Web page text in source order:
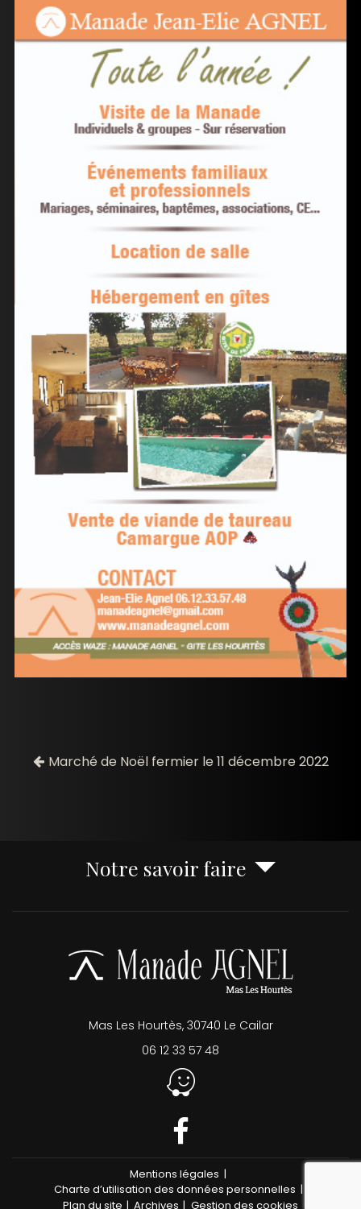
Marché de Noël fermier le 11 décembre 2022
Notre savoir faire
Mas Les Hourtès, 30740 Le Cailar
06 12 33 57 48
Mentions légales
Charte d’utilisation des données personnelles
Plan du site
Archives Gestion des cookies